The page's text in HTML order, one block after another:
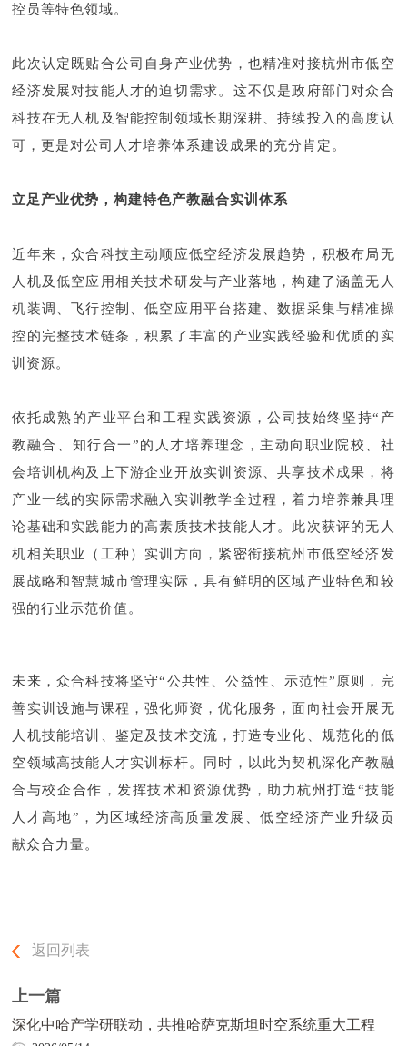
控员等特色领域。
此次认定既贴合公司自身产业优势，也精准对接杭州市低空
经济发展对技能人才的迫切需求。这不仅是政府部门对众合
科技在无人机及智能控制领域长期深耕、持续投入的高度认
可，更是对公司人才培养体系建设成果的充分肯定。
立足产业优势，构建特色产教融合实训体系
近年来，众合科技主动顺应低空经济发展趋势，积极布局无
人机及低空应用相关技术研发与产业落地，构建了涵盖无人
机装调、飞行控制、低空应用平台搭建、数据采集与精准操
控的完整技术链条，积累了丰富的产业实践经验和优质的实
训资源。
依托成熟的产业平台和工程实践资源，公司技始终坚持“产
教融合、知行合一”的人才培养理念，主动向职业院校、社
会培训机构及上下游企业开放实训资源、共享技术成果，将
产业一线的实际需求融入实训教学全过程，着力培养兼具理
论基础和实践能力的高素质技术技能人才。此次获评的无人
机相关职业（工种）实训方向，紧密衔接杭州市低空经济发
展战略和智慧城市管理实际，具有鲜明的区域产业特色和较
强的行业示范价值。
未来，众合科技将坚守“公共性、公益性、示范性”原则，完
善实训设施与课程，强化师资，优化服务，面向社会开展无
人机技能培训、鉴定及技术交流，打造专业化、规范化的低
空领域高技能人才实训标杆。同时，以此为契机深化产教融
合与校企合作，发挥技术和资源优势，助力杭州打造“技能
人才高地”，为区域经济高质量发展、低空经济产业升级贡
献众合力量。
返回列表
上一篇
深化中哈产学研联动，共推哈萨克斯坦时空系统重大工程